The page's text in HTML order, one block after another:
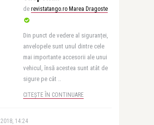
de revistatango.ro Marea Dragoste
Din punct de vedere al siguranței,
anvelopele sunt unul dintre cele
mai importante accesorii ale unui
vehicul, însă acestea sunt atât de
sigure pe cât ..
CITEȘTE ÎN CONTINUARE
14:24